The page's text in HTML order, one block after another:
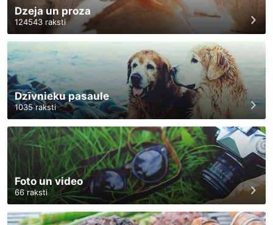
Dzeja un proza
124543 raksti
Dzīvnieku pasaule
1035raksti
Foto un video
66raksti